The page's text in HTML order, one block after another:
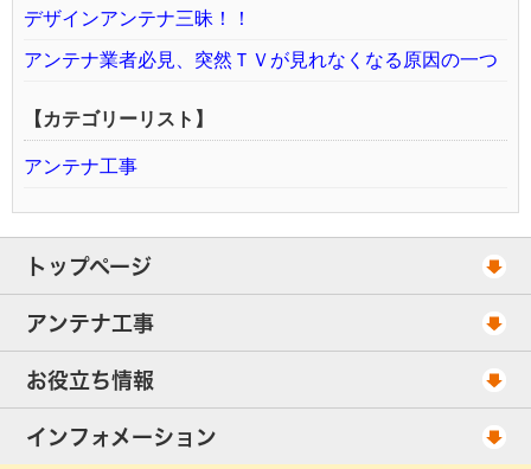
デザインアンテナ三昧！！
アンテナ業者必見、突然ＴＶが見れなくなる原因の一つ
【カテゴリーリスト】
アンテナ工事
トップページ
工事スケジュール
当社が選ばれる理由
出張エリア
アンテナ工事
アンテナ工事・料金
UHFアンテナ工事・料金
お役立ち情報
ご相談事例
インフォメーション